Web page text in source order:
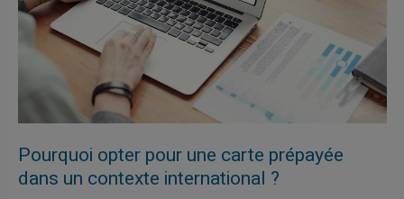
Pourquoi opter pour une carte prépayée
dans un contexte international ?